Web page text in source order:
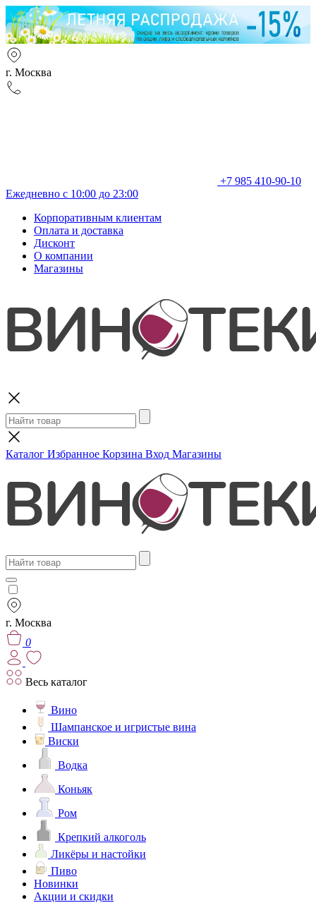
г. Москва
+7 985 410-90-10
Ежедневно с 10:00 до 23:00
Корпоративным клиентам
Оплата и доставка
Дисконт
О компании
Магазины
Каталог Избранное Корзина Вход Магазины
г. Москва
0
Весь каталог
Вино
Шампанское и игристые вина
Виски
Водка
Коньяк
Ром
Крепкий алкоголь
Ликёры и настойки
Пиво
Новинки
Акции и скидки